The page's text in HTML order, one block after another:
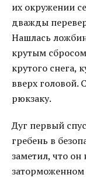
их окружении
дважды
Нашлась
крутым
крутого снега,
вверх головой.
рюкзаку.
Дуг первый
гребень в
заметил, что
заторможенном